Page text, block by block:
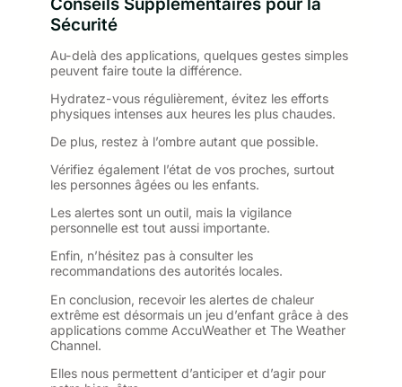
Sécurité
Au-delà des applications, quelques gestes simples
peuvent faire toute la différence.
Hydratez-vous régulièrement, évitez les efforts
physiques intenses aux heures les plus chaudes.
De plus, restez à l’ombre autant que possible.
Vérifiez également l’état de vos proches, surtout
les personnes âgées ou les enfants.
Les alertes sont un outil, mais la vigilance
personnelle est tout aussi importante.
Enfin, n’hésitez pas à consulter les
recommandations des autorités locales.
En conclusion, recevoir les alertes de chaleur
extrême est désormais un jeu d’enfant grâce à des
applications comme AccuWeather et The Weather
Channel.
Elles nous permettent d’anticiper et d’agir pour